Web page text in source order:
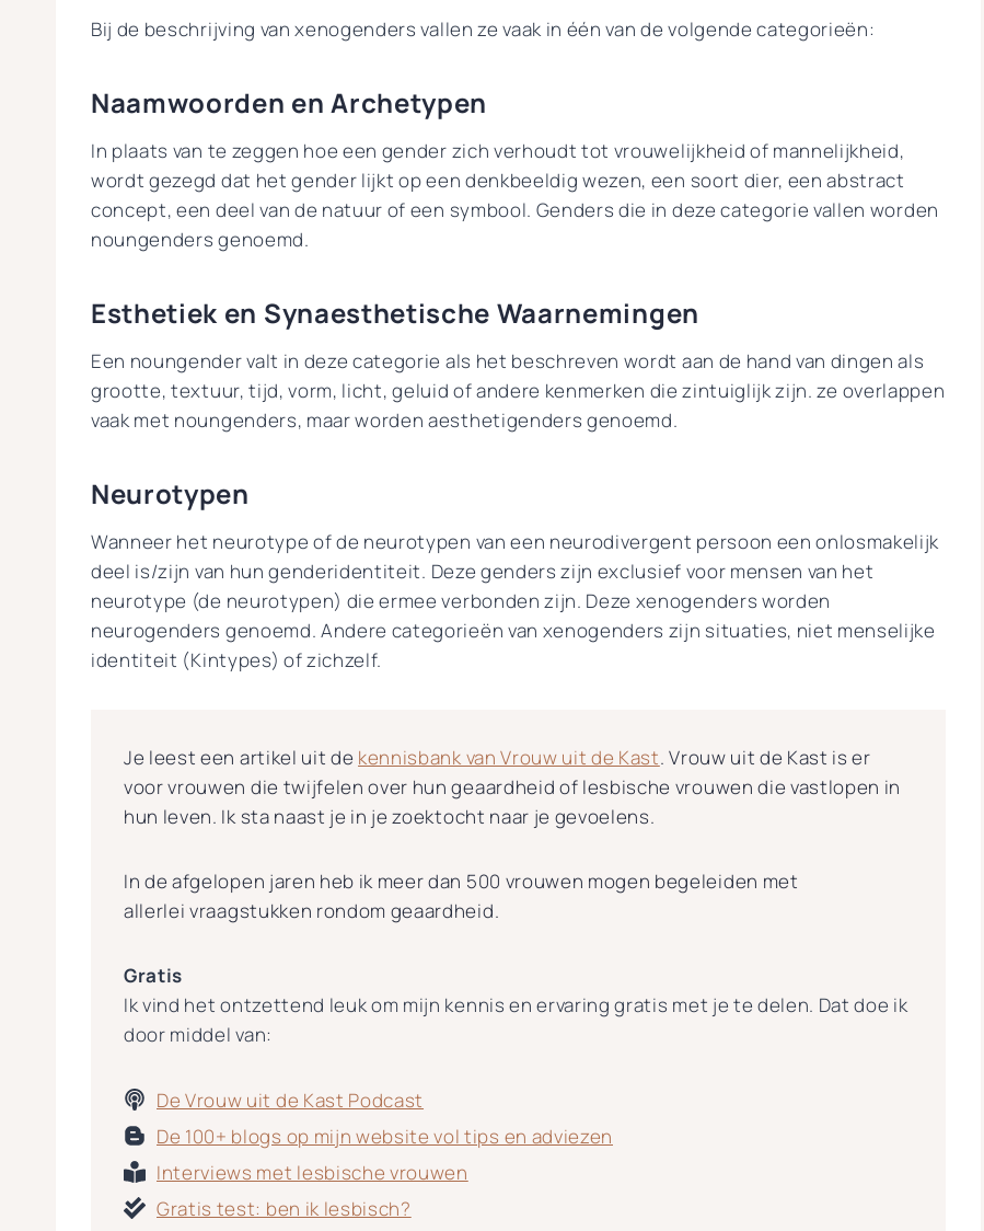
Bij de beschrijving van xenogenders vallen ze vaak in één van de volgende categorieën:
Naamwoorden en Archetypen
In plaats van te zeggen hoe een gender zich verhoudt tot vrouwelijkheid of mannelijkheid,
wordt gezegd dat het gender lijkt op een denkbeeldig wezen, een soort dier, een abstract
concept, een deel van de natuur of een symbool. Genders die in deze categorie vallen worden
noungenders genoemd.
Esthetiek en Synaesthetische Waarnemingen
Een noungender valt in deze categorie als het beschreven wordt aan de hand van dingen als
grootte, textuur, tijd, vorm, licht, geluid of andere kenmerken die zintuiglijk zijn. ze overlappen
vaak met noungenders, maar worden aesthetigenders genoemd.
Neurotypen
Wanneer het neurotype of de neurotypen van een neurodivergent persoon een onlosmakelijk
deel is/zijn van hun genderidentiteit. Deze genders zijn exclusief voor mensen van het
neurotype (de neurotypen) die ermee verbonden zijn. Deze xenogenders worden
neurogenders genoemd. Andere categorieën van xenogenders zijn situaties, niet menselijke
identiteit (Kintypes) of zichzelf.
Je leest een artikel uit de kennisbank van Vrouw uit de Kast. Vrouw uit de Kast is er
voor vrouwen die twijfelen over hun geaardheid of lesbische vrouwen die vastlopen in
hun leven. Ik sta naast je in je zoektocht naar je gevoelens.
In de afgelopen jaren heb ik meer dan 500 vrouwen mogen begeleiden met
allerlei vraagstukken rondom geaardheid.
Gratis
Ik vind het ontzettend leuk om mijn kennis en ervaring gratis met je te delen. Dat doe ik
door middel van:
De Vrouw uit de Kast Podcast
De 100+ blogs op mijn website vol tips en adviezen
Interviews met lesbische vrouwen
Gratis test: ben ik lesbisch?